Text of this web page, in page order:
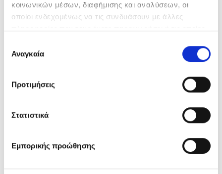
κοινωνικών μέσων, διαφήμισης και αναλύσεων, οι
οποίοι ενδεχομένως να τις συνδυάσουν με άλλες
των υπηρεσιών τους.
συγκατάθεσης
Αναγκαία
Προτιμήσεις
Στατιστικά
Εμπορικής προώθησης
ΨΑΡΙΑ
Γλώσσα φιλέτο με σπανακόρυζο